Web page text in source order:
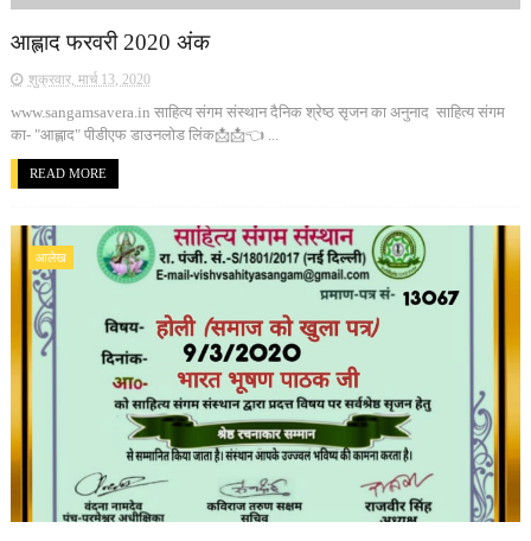
आह्लाद फरवरी 2020 अंक
शुक्रवार, मार्च 13, 2020
www.sangamsavera.in साहित्य संगम संस्थान दैनिक श्रेष्ठ सृजन का अनुनाद साहित्य संगम
का- "आह्लाद" पीडीएफ डाउनलोड लिंक📩📩👈 ...
READ MORE
आलेख